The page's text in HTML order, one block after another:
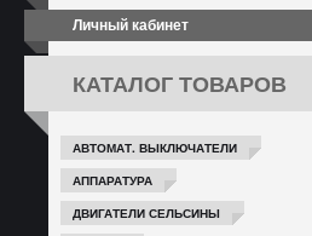
Личный кабинет
КАТАЛОГ ТОВАРОВ
АВТОМАТ. ВЫКЛЮЧАТЕЛИ
АППАРАТУРА
ДВИГАТЕЛИ СЕЛЬСИНЫ